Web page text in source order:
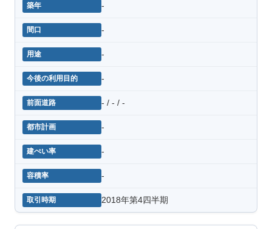
-
-
-
-
- / - / -
-
-
-
2018年第4四半期